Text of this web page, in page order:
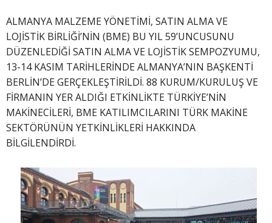
ALMANYA MALZEME YÖNETİMİ, SATIN ALMA VE
LOJİSTİK BİRLİĞİ’NİN (BME) BU YIL 59’UNCUSUNU
DÜZENLEDİĞİ SATIN ALMA VE LOJİSTİK SEMPOZYUMU,
13-14 KASIM TARİHLERİNDE ALMANYA’NIN BAŞKENTİ
BERLİN’DE GERÇEKLEŞTİRİLDİ. 88 KURUM/KURULUŞ VE
FİRMANIN YER ALDIĞI ETKİNLİKTE TÜRKİYE’NİN
MAKİNECİLERİ, BME KATILIMCILARINI TÜRK MAKİNE
SEKTÖRÜNÜN YETKİNLİKLERİ HAKKINDA
BİLGİLENDİRDİ.